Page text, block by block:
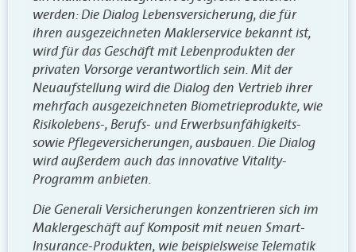
werden: Die Dialog Lebensversicherung, die für
ihren ausgezeichneten Maklerservice bekannt ist,
wird für das Geschäft mit Lebenprodukten der
privaten Vorsorge verantwortlich sein. Mit der
Neuaufstellung wird die Dialog den Vertrieb ihrer
mehrfach ausgezeichneten Biometrieprodukte, wie
Risikolebens-, Berufs- und Erwerbsunfähigkeits-
sowie Pflegeversicherungen, ausbauen. Die Dialog
wird außerdem auch das innovative Vitality-
Programm anbieten.
Die Generali Versicherungen konzentrieren sich im
Maklergeschäft auf Komposit mit neuen Smart-
Insurance-Produkten, wie beispielsweise Telematik